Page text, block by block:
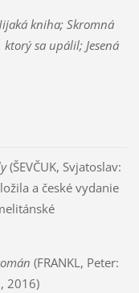
kniha; Skromná
sa upálil; Jesená
(ŠEVČUK, Svjatoslav:
a české vydanie
(FRANKL, Peter:
2016)